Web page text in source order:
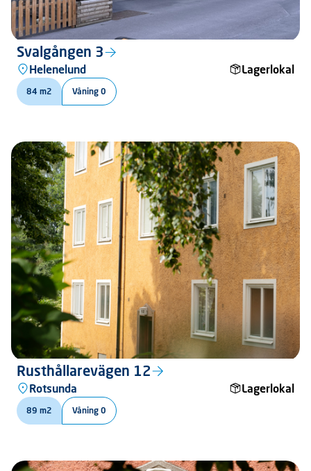
Svalgången 3
Helenelund Lagerlokal
84 m2 Våning 0
Rusthållarevägen 12
Rotsunda Lagerlokal
89 m2 Våning 0